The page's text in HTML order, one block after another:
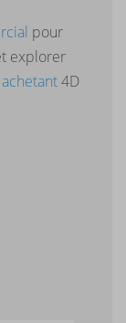
pour
explorer
achetant4D